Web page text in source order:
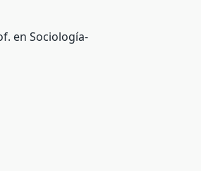
en Sociología-